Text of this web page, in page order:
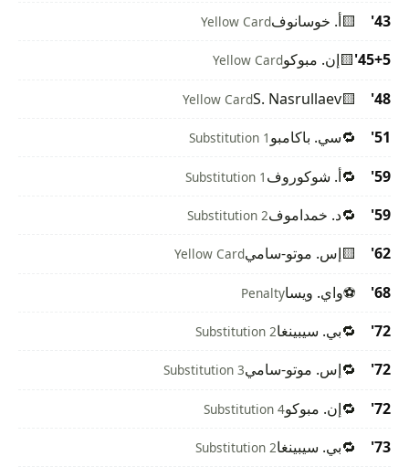
43'
🟨أ. خوسانوفYellow Card
45+5'
🟨إن. مبوكوYellow Card
48'
🟨
S. Nasrullaev
Yellow Card
51'
🔁سي. باكامبو Substitution 1
59'
🔁أ. شوكوروف Substitution 1
59'
🔁د. خمداموفSubstitution 2
62'
🟨إس. موتو-ساميYellow Card
68'
⚽واي. ويساPenalty
72'
🔁بي. سيبينغاSubstitution 2
72'
🔁إس. موتو-ساميSubstitution 3
72'
🔁إن. مبوكوSubstitution 4
73'
🔁بي. سيبينغاSubstitution 2